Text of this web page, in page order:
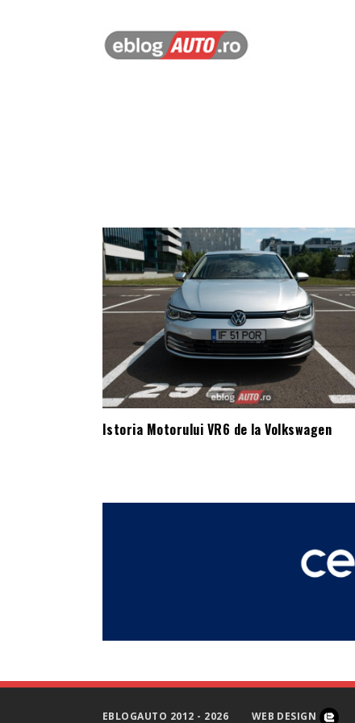
Istoria Motorului VR6 de la Volkswagen
EBLOGAUTO 2012 - 2026 WEB DESIGN